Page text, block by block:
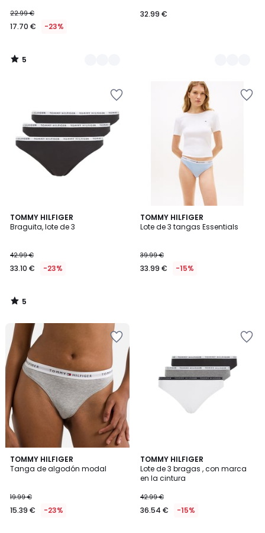
22.99 €
17.70 € -23%
5
/
32.99 €
TOMMY HILFIGER
Braguita, lote de 3
42.99 €
33.10 € -23%
5
/
5
/
TOMMY HILFIGER
Lote de 3 tangas Essentials
39.99 €
33.99 € -15%
TOMMY HILFIGER
Tanga de algodón modal
19.99 €
15.39 € -23%
TOMMY HILFIGER
Lote de 3 bragas , con marca
en la cintura
42.99 €
36.54 € -15%
4
/
5